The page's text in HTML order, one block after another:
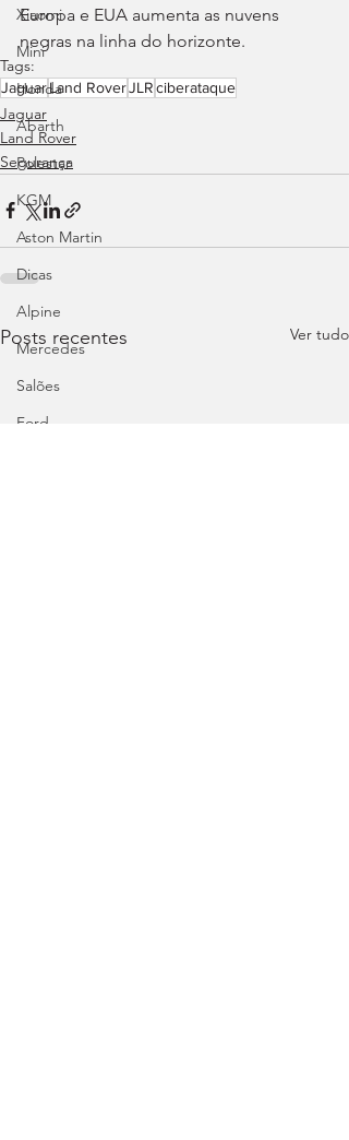
Xiaomi
Mini
Honda
Abarth
Polestar
KGM
Aston Martin
Dicas
Alpine
Mercedes
Salões
Ford
Europa e EUA aumenta as nuvens
negras na linha do horizonte.
Tags:
JaguarLand RoverJLRciberataque
Jaguar
Land Rover
Segurança
Posts recentes Ver tudo